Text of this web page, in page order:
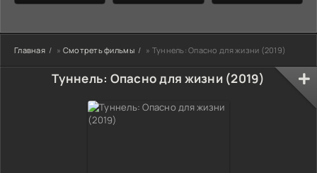
Главная » Смотреть фильмы » Туннель: Опасно для жизни (2019)
Туннель: Опасно для жизни (2019)